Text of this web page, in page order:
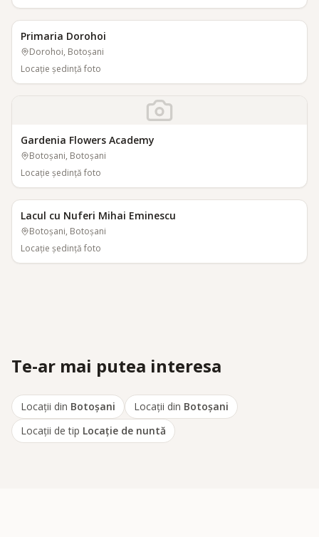
Primaria Dorohoi
Dorohoi, Botoșani
Locaţie şedinţă foto
Gardenia Flowers Academy
Botoșani, Botoșani
Locaţie şedinţă foto
Lacul cu Nuferi Mihai Eminescu
Botoșani, Botoșani
Locaţie şedinţă foto
Te-ar mai putea interesa
Locații din Botoșani Locații din Botoșani
Locații de tip Locaţie de nuntă